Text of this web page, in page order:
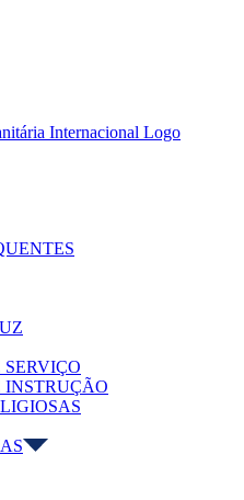
SERVIÇO
INSTRUÇÃO